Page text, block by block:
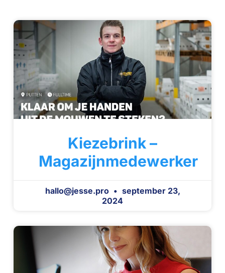
Kiezebrink –
Magazijnmedewerker
hallo@jesse.pro
september 23,
2024